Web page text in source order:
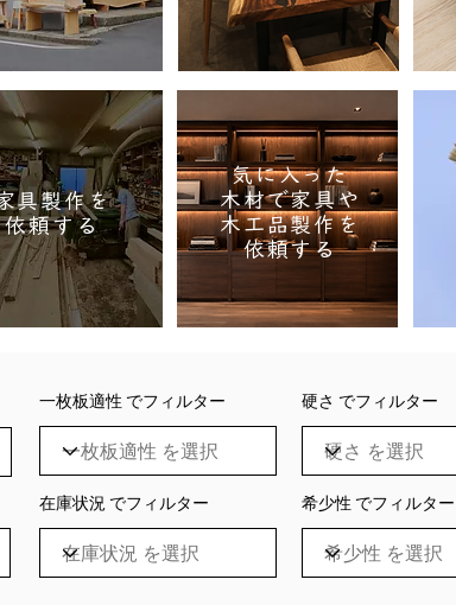
具製作を
依頼する
気に入った
木材で家具や
木工品製作を
依頼する
一枚板適性 でフィルター
在庫状況 でフィルター
硬さ でフィルター
希少性 でフィルター